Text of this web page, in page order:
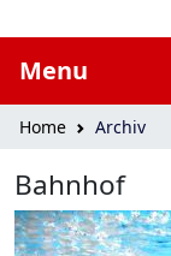
Menu
Home Archiv
Bahnhof